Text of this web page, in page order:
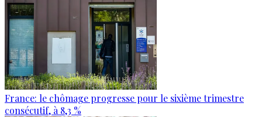
France: le chômage progresse pour le sixième trimestre
consécutif, à 8,3 %